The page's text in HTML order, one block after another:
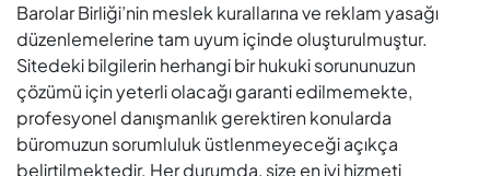
Barolar Birliği’nin meslek kurallarına ve reklam yasağı
düzenlemelerine tam uyum içinde oluşturulmuştur.
Sitedeki bilgilerin herhangi bir hukuki sorununuzun
çözümü için yeterli olacağı garanti edilmemekte,
profesyonel danışmanlık gerektiren konularda
büromuzun sorumluluk üstlenmeyeceği açıkça
belirtilmektedir. Her durumda, size en iyi hizmeti